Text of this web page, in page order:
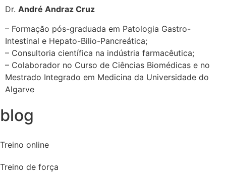
Dr. André Andraz Cruz
– Formação pós-graduada em Patologia Gastro-
Intestinal e Hepato-Bilio-Pancreática;
– Consultoria científica na indústria farmacêutica;
– Colaborador no Curso de Ciências Biomédicas e no
Mestrado Integrado em Medicina da Universidade do
Algarve
blog
Treino online
Treino de força